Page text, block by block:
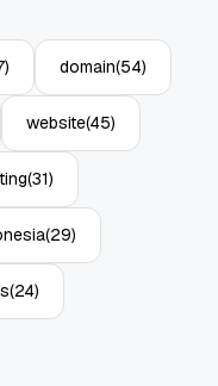
domain(54)
website(45)
(31)
(29)
(24)